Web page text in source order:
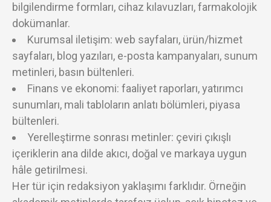
bilgilendirme formları, cihaz kılavuzları, farmakolojik
dokümanlar.
Kurumsal iletişim: web sayfaları, ürün/hizmet
sayfaları, blog yazıları, e-posta kampanyaları, sunum
metinleri, basın bültenleri.
Finans ve ekonomi: faaliyet raporları, yatırımcı
sunumları, mali tabloların anlatı bölümleri, piyasa
bültenleri.
Yerelleştirme sonrası metinler: çeviri çıkışlı
içeriklerin ana dilde akıcı, doğal ve markaya uygun
hâle getirilmesi.
Her tür için redaksiyon yaklaşımı farklıdır. Örneğin